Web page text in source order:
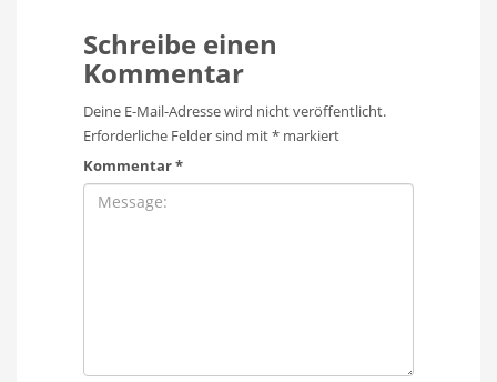
Schreibe einen
Kommentar
Deine E-Mail-Adresse wird nicht veröffentlicht.
Erforderliche Felder sind mit* markiert
Kommentar*